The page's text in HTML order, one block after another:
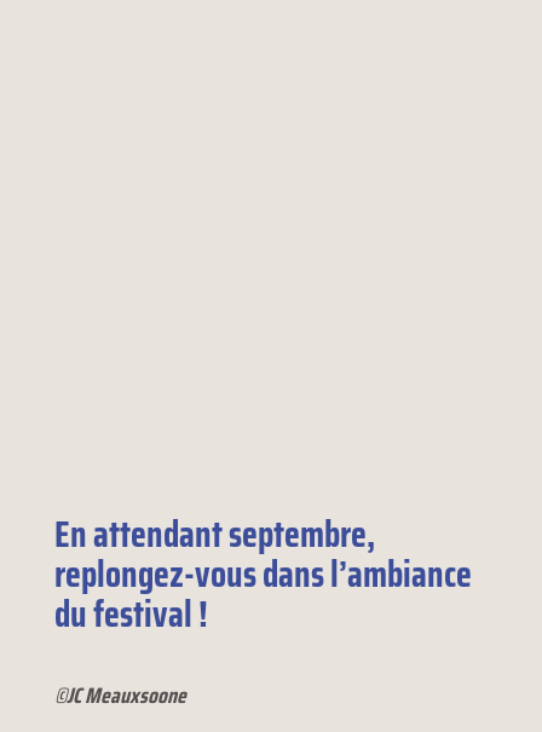
En attendant septembre,
replongez-vous dans l’ambiance
du festival !
©JC Meauxsoone